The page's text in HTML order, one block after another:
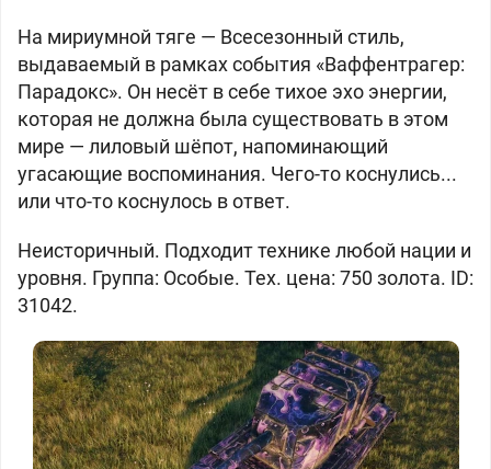
На мириумной тяге — Всесезонный стиль,
выдаваемый в рамках события «Ваффентрагер:
Парадокс». Он несёт в себе тихое эхо энергии,
которая не должна была существовать в этом
мире — лиловый шёпот, напоминающий
угасающие воспоминания. Чего-то коснулись...
или что-то коснулось в ответ.
Неисторичный. Подходит технике любой нации и
уровня. Группа: Особые. Тех. цена: 750 золота. ID:
31042.